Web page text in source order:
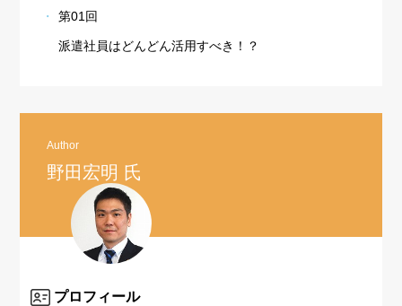
第01回
派遣社員はどんどん活用すべき！？
Author
野田宏明 氏
プロフィール